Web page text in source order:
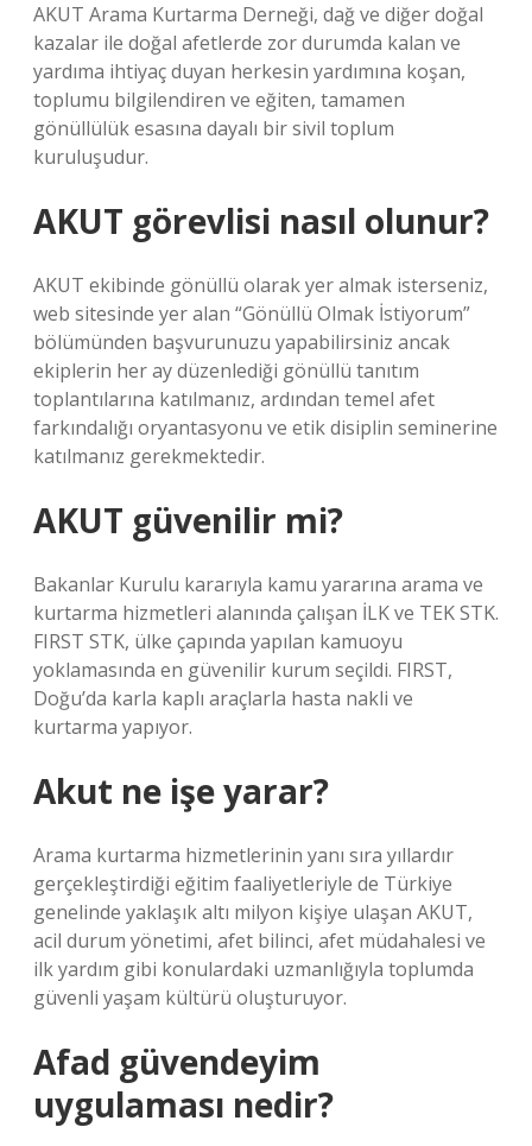
AKUT Arama Kurtarma Derneği, dağ ve diğer doğal
kazalar ile doğal afetlerde zor durumda kalan ve
yardıma ihtiyaç duyan herkesin yardımına koşan,
toplumu bilgilendiren ve eğiten, tamamen
gönüllülük esasına dayalı bir sivil toplum
kuruluşudur.
AKUT görevlisi nasıl olunur?
AKUT ekibinde gönüllü olarak yer almak isterseniz,
web sitesinde yer alan “Gönüllü Olmak İstiyorum”
bölümünden başvurunuzu yapabilirsiniz ancak
ekiplerin her ay düzenlediği gönüllü tanıtım
toplantılarına katılmanız, ardından temel afet
farkındalığı oryantasyonu ve etik disiplin seminerine
katılmanız gerekmektedir.
AKUT güvenilir mi?
Bakanlar Kurulu kararıyla kamu yararına arama ve
kurtarma hizmetleri alanında çalışan İLK ve TEK STK.
FIRST STK, ülke çapında yapılan kamuoyu
yoklamasında en güvenilir kurum seçildi. FIRST,
Doğu’da karla kaplı araçlarla hasta nakli ve
kurtarma yapıyor.
Akut ne işe yarar?
Arama kurtarma hizmetlerinin yanı sıra yıllardır
gerçekleştirdiği eğitim faaliyetleriyle de Türkiye
genelinde yaklaşık altı milyon kişiye ulaşan AKUT,
acil durum yönetimi, afet bilinci, afet müdahalesi ve
ilk yardım gibi konulardaki uzmanlığıyla toplumda
güvenli yaşam kültürü oluşturuyor.
Afad güvendeyim
uygulaması nedir?